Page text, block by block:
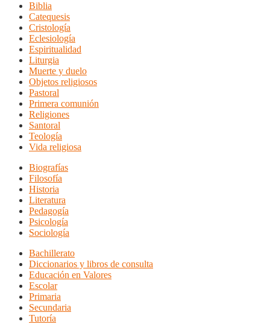
Biblia
Catequesis
Cristología
Eclesiología
Espiritualidad
Liturgia
Muerte y duelo
Objetos religiosos
Pastoral
Primera comunión
Religiones
Santoral
Teología
Vida religiosa
Biografías
Filosofía
Historia
Literatura
Pedagogía
Psicología
Sociología
Bachillerato
Diccionarios y libros de consulta
Educación en Valores
Escolar
Primaria
Secundaria
Tutoría